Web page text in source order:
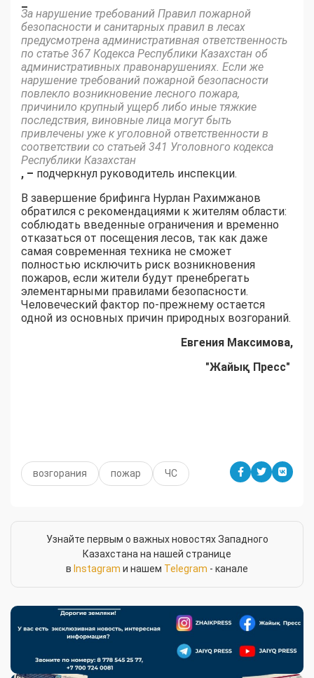
–
За нарушение требований Правил пожарной
безопасности и санитарных правил в лесах
предусмотрена административная ответственность
по статье 367 Кодекса Республики Казахстан об
административных правонарушениях. Если же
нарушение требований пожарной безопасности
повлекло возникновение лесного пожара,
причинило крупный ущерб либо иные тяжкие
последствия, виновные лица могут быть
привлечены уже к уголовной ответственности в
соответствии со статьей 341 Уголовного кодекса
Республики Казахстан
, – подчеркнул руководитель инспекции.
В завершение брифинга Нурлан Рахимжанов
обратился с рекомендациями к жителям области:
соблюдать введенные ограничения и временно
отказаться от посещения лесов, так как даже
самая современная техника не сможет
полностью исключить риск возникновения
пожаров, если жители будут пренебрегать
элементарными правилами безопасности.
Человеческий фактор по-прежнему остается
одной из основных причин природных возгораний.
Евгения Максимова,
"Жайық Пресс"
возгорания пожар ЧС
Узнайте первым о важных новостях Западного
Казахстана на нашей странице
в Instagram и нашем Telegram - канале